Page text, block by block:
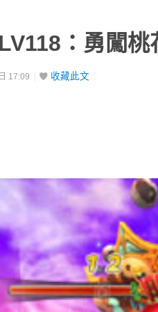
：勇闖桃
17:09 收藏此文